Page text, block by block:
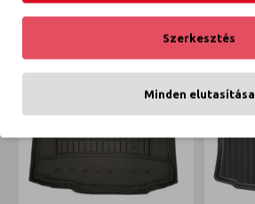
Szerkesztés
Minden elutasítása